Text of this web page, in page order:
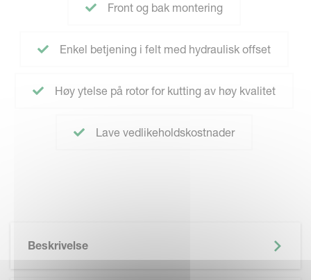
Front og bak montering
Enkel betjening i felt med hydraulisk offset
Høy ytelse på rotor for kutting av høy kvalitet
Lave vedlikeholdskostnader
Beskrivelse